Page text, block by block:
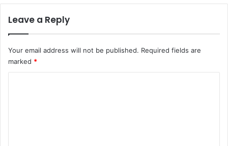
Leave a Reply
Your email address will not be published. Required fields are
marked *